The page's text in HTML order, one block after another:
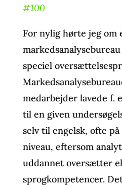
#100
For nylig hørte jeg om
speciel
medarbejder lavede f.
til en given
selv til engelsk, ofte
niveau, eftersom
uddannet oversætter
sprogkompetencer.